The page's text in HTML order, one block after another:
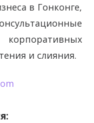
в Гонконге,
и слияния.